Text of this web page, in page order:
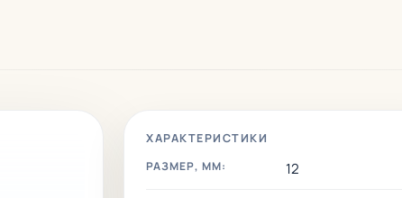
ХАРАКТЕРИСТИКИ
РАЗМЕР, ММ:
12